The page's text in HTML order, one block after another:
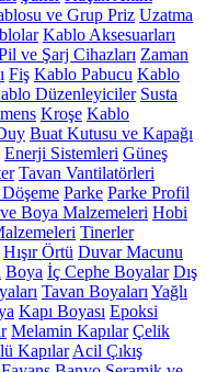
ve Grup Priz Uzatma
Kablo Aksesuarları
ve Şarj Cihazları Zaman
Fiş Kablo Pabucu Kablo
Düzenleyiciler Susta
Kroşe Kablo
Buat Kutusu ve Kapağı
Enerji Sistemleri Güneş
Tavan Vantilatörleri
Parke Parke Profil
Boya Malzemeleri Hobi
Tinerler
Hışır Örtü Duvar Macunu
Boya İç Cephe Boyalar Dış
Tavan Boyaları Yağlı
Kapı Boyası Epoksi
Melamin Kapılar Çelik
Kapılar Acil Çıkış